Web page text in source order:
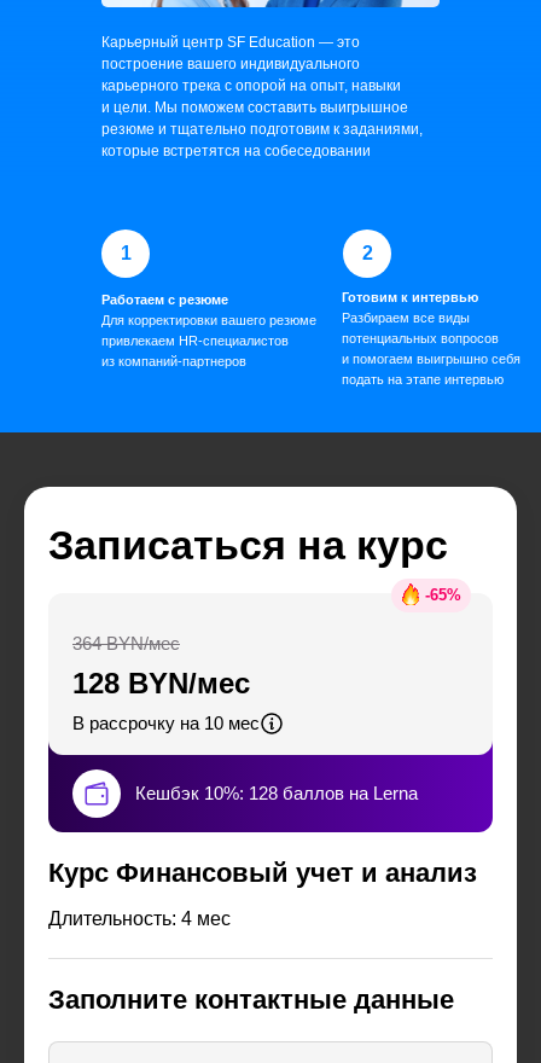
Карьерный центр SF Education — это
построение вашего индивидуального
карьерного трека с опорой на опыт, навыки
и цели. Мы поможем составить выигрышное
резюме и тщательно подготовим к заданиями,
которые встретятся на собеседовании
Готовим к интервью
Разбираем все виды
потенциальных вопросов
и помогаем выигрышно себя
подать на этапе интервью
1 2
Работаем с резюме
Для корректировки вашего резюме
привлекаем HR-специалистов
из компаний-партнеров
Записаться на курс
-65%
128 BYN/мес
364 BYN/мес
В рассрочку на 10 мес
Кешбэк 10%: 128 баллов на Lerna
Курс Финансовый учет и анализ
Длительность: 4 мес
Заполните контактные данные